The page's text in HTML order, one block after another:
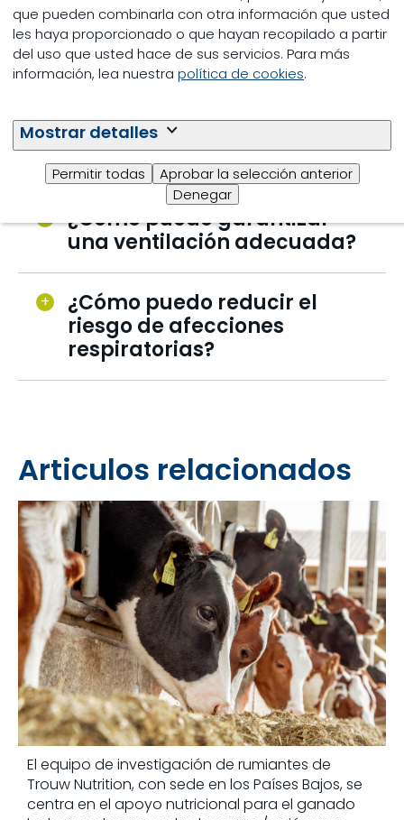
que pueden combinarla con otra información que usted
les haya proporcionado o que hayan recopilado a partir
del uso que usted hace de sus servicios. Para más
información, lea nuestra política de cookies.
Mostrar detalles
Permitir todas
Aprobar la selección anterior
Denegar
Preguntas frecuentes
ganaderos afeitan el lomo
de sus animales?
¿Cómo puedo garantizar
una ventilación adecuada?
¿Cómo puedo reducir el
riesgo de afecciones
respiratorias?
Articulos relacionados
El equipo de investigación de rumiantes de
Trouw Nutrition, con sede en los Países Bajos, se
centra en el apoyo nutricional para el ganado